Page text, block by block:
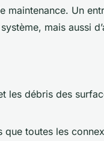
maintenance. Un
mais aussi
les débris des
que toutes les